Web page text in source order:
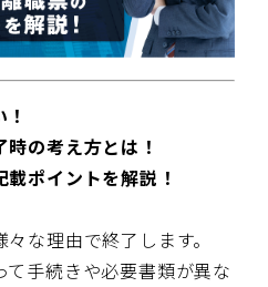
の考え方とは！
ポイントを解説！
な理由で終了します。
て手続きや必要書類が異な